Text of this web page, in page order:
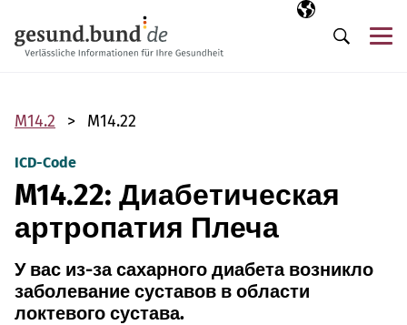
Выбранный
RU
Поиск
M14.2 M14.22
ICD-Code
M14.22: Диабетическая
артропатия Плеча
У вас из-за сахарного диабета возникло
заболевание суставов в области
локтевого сустава.